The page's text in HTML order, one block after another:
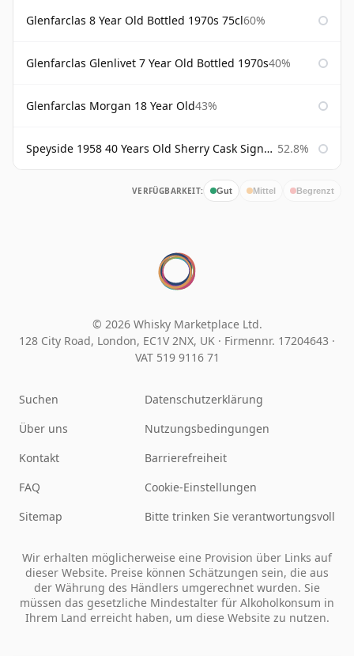
Glenfarclas 8 Year Old Bottled 1970s 75cl60%
Glenfarclas Glenlivet 7 Year Old Bottled 1970s40%
Glenfarclas Morgan 18 Year Old43%
Speyside 1958 40 Years Old Sherry Cask Signatory 52.8%
VERFÜGBARKEIT: Gut Mittel Begrenzt
© 2026 Whisky Marketplace Ltd.
128 City Road, London, EC1V 2NX, UK · Firmennr. 17204643 ·
VAT 519 9116 71
Suchen
Über uns
Kontakt
FAQ
Sitemap
Datenschutzerklärung
Nutzungsbedingungen
Barrierefreiheit
Cookie-Einstellungen
Bitte trinken Sie verantwortungsvoll
Wir erhalten möglicherweise eine Provision über Links auf
dieser Website. Preise können Schätzungen sein, die aus
der Währung des Händlers umgerechnet wurden. Sie
müssen das gesetzliche Mindestalter für Alkoholkonsum in
Ihrem Land erreicht haben, um diese Website zu nutzen.